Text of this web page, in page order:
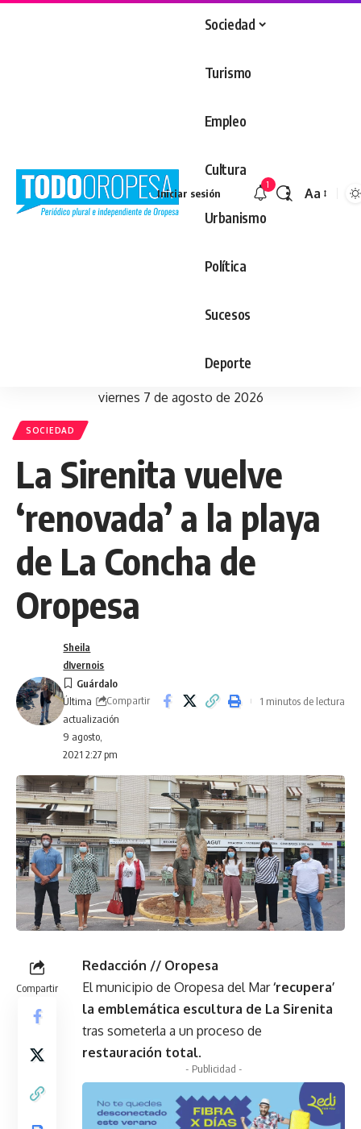
Sociedad
Turismo
Empleo
Cultura
Urbanismo
Política
Sucesos
Deporte
Iniciar sesión
1
Aa
viernes 7 de agosto de 2026
SOCIEDAD
La Sirenita vuelve
‘renovada’ a la playa
de La Concha de
Oropesa
Última
actualización
9 agosto,
2021 2:27 pm
Sheila
dIvernois
Compartir 1 minutos de lectura
Compartir
Redacción // Oropesa
El municipio de Oropesa del Mar‘recupera’
la emblemática escultura de La Sirenita
tras someterla a un proceso de
restauración total.
- Publicidad -